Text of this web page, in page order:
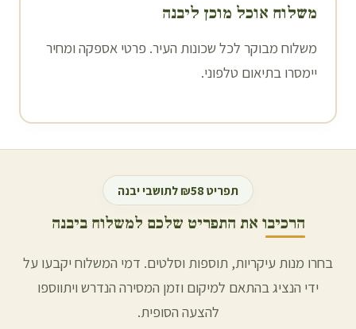
משלוח אוכל מוכן ליבנה
משלוח מבוקר לכל שכונות העיר. פרטי אספקה ומחיר
יימסרו בתיאום טלפוני.
תפריט ₪58 לתושבי יבנה
הרכיבו את התפריט שלכם למשלוח ביבנה
בחרו מנות עיקריות, תוספות וסלטים. דמי המשלוח יקבעו על
ידי הנציג בהתאם למיקום וזמן המסירה הנדרש ויתווספו
להצעה הסופית.